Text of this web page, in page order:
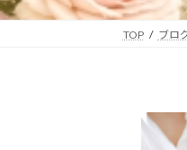
TOP ブロ